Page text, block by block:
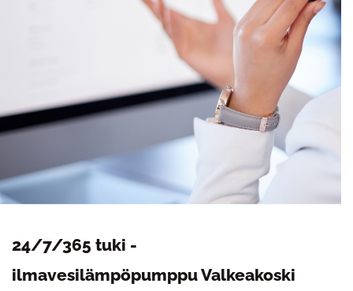
24/7/365 tuki -
ilmavesilämpöpumppu Valkeakoski